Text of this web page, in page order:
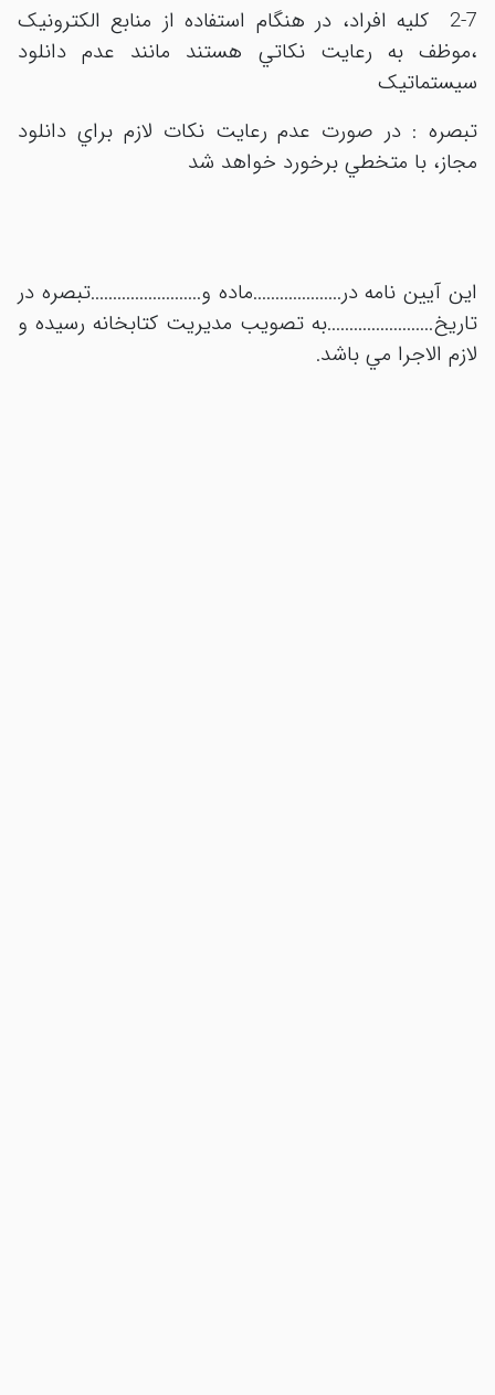
2-7 کليه افراد، در هنگام استفاده از منابع الکترونيک
،موظف به رعايت نکاتي هستند مانند عدم دانلود
سيستماتيک
تبصره : در صورت عدم رعايت نکات لازم براي دانلود
مجاز، با متخطي برخورد خواهد شد
اين آيين نامه در....................ماده و.........................تبصره در
تاريخ........................به تصويب مديريت کتابخانه رسيده و
لازم الاجرا مي باشد.